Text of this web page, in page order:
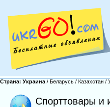
Страна: Украина / Беларусь / Казахстан /
Спорттовары и